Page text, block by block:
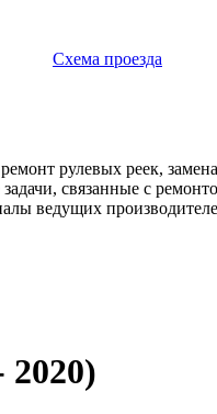
Схема проезда
рулевых реек,
связанные с
ведущих